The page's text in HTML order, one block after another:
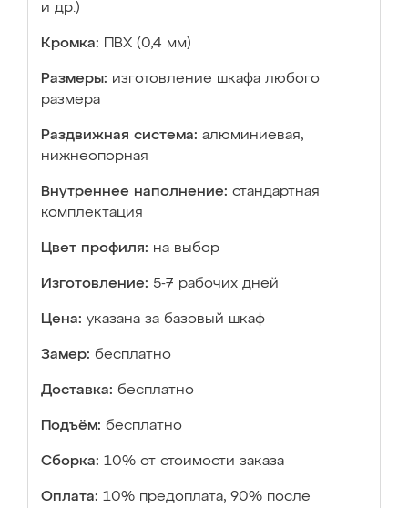
и др.)
Кромка: ПВХ (0,4 мм)
Размеры: изготовление шкафа любого
размера
Раздвижная система: алюминиевая,
нижнеопорная
Внутреннее наполнение: стандартная
комплектация
Цвет профиля: на выбор
Изготовление: 5-7 рабочих дней
Цена: указана за базовый шкаф
Замер: бесплатно
Доставка: бесплатно
Подъём: бесплатно
Сборка: 10% от стоимости заказа
Оплата: 10% предоплата, 90% после